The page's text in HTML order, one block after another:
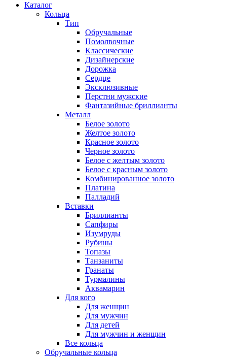
Каталог
Кольца
Тип
Обручальные
Помолвочные
Классические
Дизайнерские
Дорожка
Сердце
Эксклюзивные
Перстни мужские
Фантазийные бриллианты
Металл
Белое золото
Желтое золото
Красное золото
Черное золото
Белое с желтым золото
Белое с красным золото
Комбинированное золото
Платина
Палладий
Вставки
Бриллианты
Сапфиры
Изумруды
Рубины
Топазы
Танзаниты
Гранаты
Турмалины
Аквамарин
Для кого
Для женщин
Для мужчин
Для детей
Для мужчин и женщин
Все кольца
Обручальные кольца